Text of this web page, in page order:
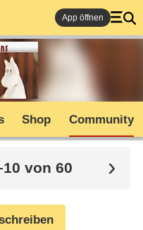
App öffnen
Shop Community
von 60